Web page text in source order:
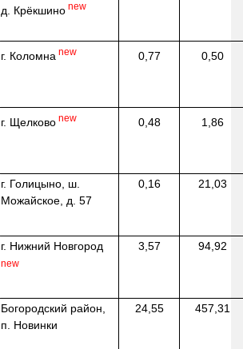
д. Крёкшино new
г. Коломна new 0,77 0,50
г. Щелково new 0,48 1,86
г. Голицыно, ш.
Можайское, д. 57
0,16 21,03
г. Нижний Новгород
new
3,57 94,92
Богородский район,
п. Новинки
24,55 457,31